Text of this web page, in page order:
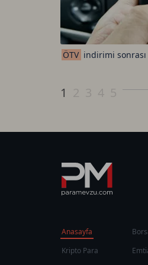
ÖTV indirimi
1
Anasayfa
Kripto Para